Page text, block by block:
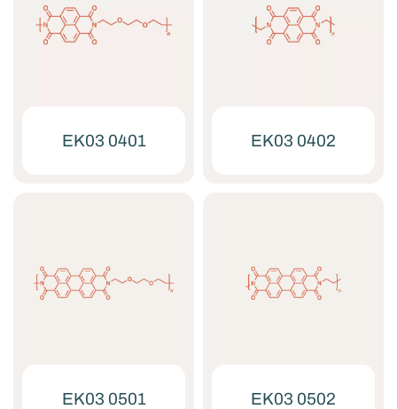
EK03 0401 EK03 0402
EK03 0501 EK03 0502